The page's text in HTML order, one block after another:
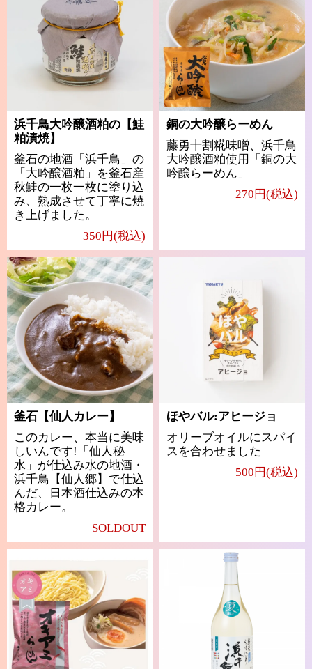
浜千鳥大吟醸酒粕の【鮭
粕漬焼】
釜石の地酒「浜千鳥」の
「大吟醸酒粕」を釜石産
秋鮭の一枚一枚に塗り込
み、熟成させて丁寧に焼
き上げました。
350円(税込)
銅の大吟醸らーめん
藤勇十割糀味噌、浜千鳥
大吟醸酒粕使用「銅の大
吟醸らーめん」
270円(税込)
釜石【仙人カレー】
このカレー、本当に美味
しいんです!「仙人秘
水」が仕込み水の地酒・
浜千鳥【仙人郷】で仕込
んだ、日本酒仕込みの本
格カレー。
SOLDOUT
ほやバル:アヒージョ
オリーブオイルにスパイ
スを合わせました
500円(税込)